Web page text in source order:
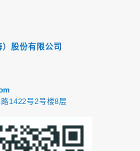
股份有限公司
1422号2号楼8层